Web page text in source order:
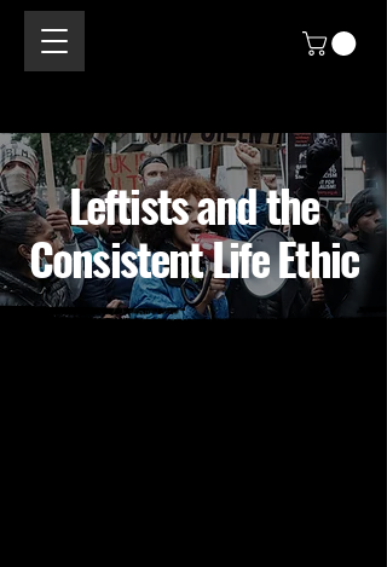
Leftists and the
Consistent Life Ethic